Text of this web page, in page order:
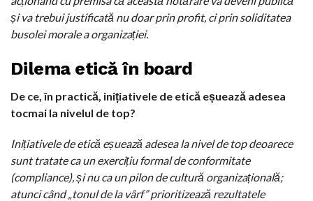
și va trebui justificată nu doar prin profit, ci prin soliditatea
busolei morale a organizației.
Dilema etică în board
De ce, în practică, inițiativele de etică eșuează adesea
tocmai la nivelul de top?
Inițiativele de etică eșuează adesea la nivel de top deoarece
sunt tratate ca un exercițiu formal de conformitate
(compliance), și nu ca un pilon de cultură organizațională;
atunci când „tonul de la vârf” prioritizează rezultatele